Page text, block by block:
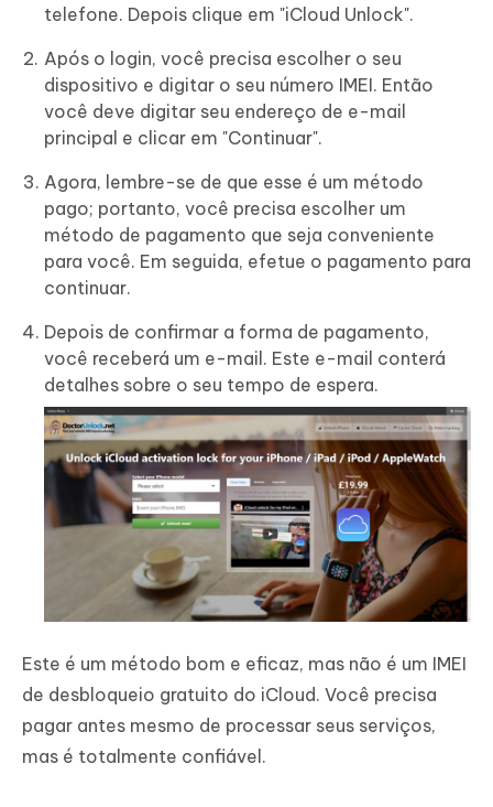
telefone. Depois clique em "iCloud Unlock".
Após o login, você precisa escolher o seu
dispositivo e digitar o seu número IMEI. Então
você deve digitar seu endereço de e-mail
principal e clicar em "Continuar".
Agora, lembre-se de que esse é um método
pago; portanto, você precisa escolher um
método de pagamento que seja conveniente
para você. Em seguida, efetue o pagamento para
continuar.
Depois de confirmar a forma de pagamento,
você receberá um e-mail. Este e-mail conterá
detalhes sobre o seu tempo de espera.
Este é um método bom e eficaz, mas não é um IMEI
de desbloqueio gratuito do iCloud. Você precisa
pagar antes mesmo de processar seus serviços,
mas é totalmente confiável.